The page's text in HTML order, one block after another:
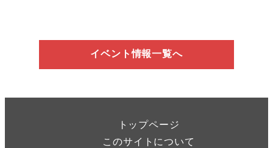
イベント情報一覧へ
トップページ
このサイトについて